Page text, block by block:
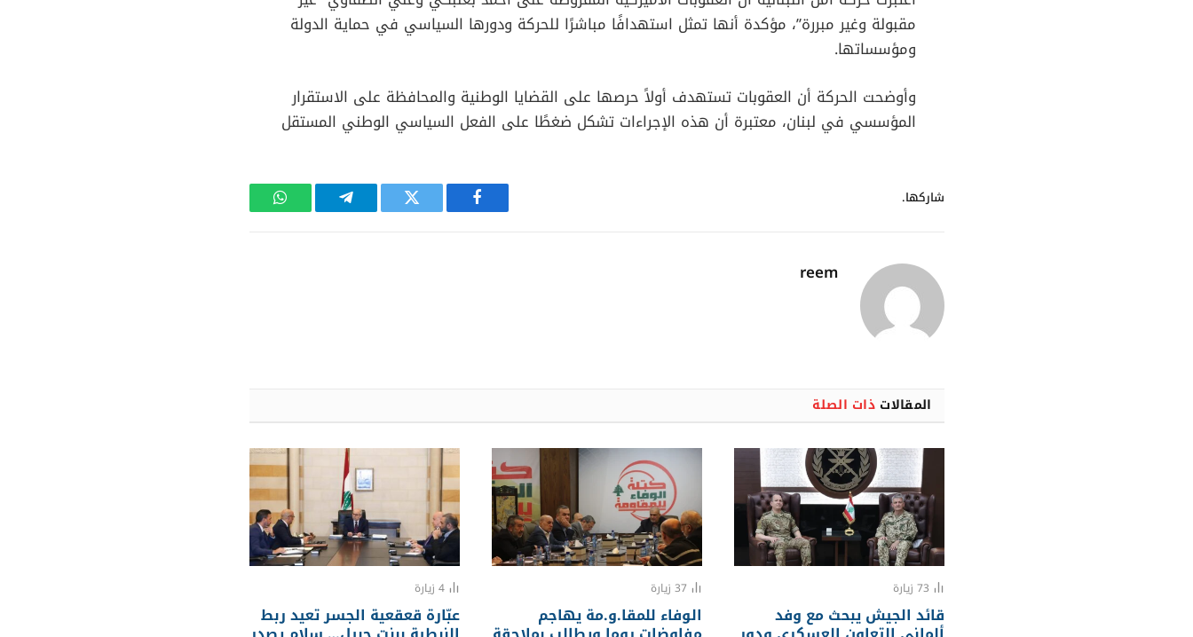
مقبولة وغير مبررة”، مؤكدة أنها تمثل استهدافًا مباشرًا للحركة ودورها السياسي في حماية الدولة
ومؤسساتها.
وأوضحت الحركة أن العقوبات تستهدف أولاً حرصها على القضايا الوطنية والمحافظة على الاستقرار
المؤسسي في لبنان، معتبرة أن هذه الإجراءات تشكل ضغطًا على الفعل السياسي الوطني المستقل
شاركها.
فيسبوك تويتر تيلقرام واتساب
reem
المقالاتذات الصلة
73 زيارة
قائد الجيش يبحث مع وفد
37 زيارة
الوفاء للمقا.و.مة يهاجم
4 زيارة
عبّارة قعقعية الجسر تعيد ربط